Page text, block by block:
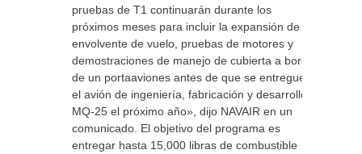
pruebas de T1 continuarán durante los
próximos meses para incluir la expansión de la
envolvente de vuelo, pruebas de motores y
demostraciones de manejo de cubierta a bordo
de un portaaviones antes de que se entregue
el avión de ingeniería, fabricación y desarrollo
MQ-25 el próximo año», dijo NAVAIR en un
comunicado. El objetivo del programa es
entregar hasta 15,000 libras de combustible